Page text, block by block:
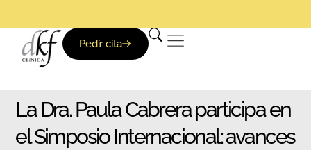
Pedir cita
La Dra. Paula Cabrera participa en
el Simposio Internacional: avances